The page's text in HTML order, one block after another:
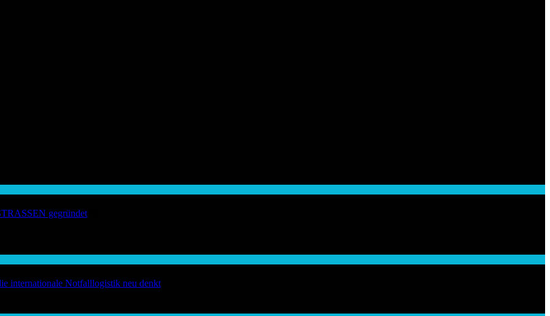
gegründet
internationale Notfalllogistik neu denkt